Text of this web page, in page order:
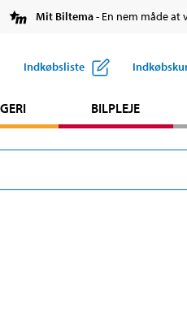
Mit Biltema- En nem måde at
Indkøbsliste
BILPLEJE